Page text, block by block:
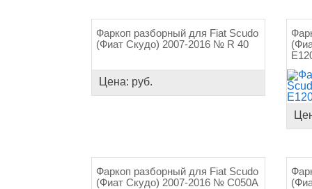
Фаркоп разборный для Fiat Scudo
(Фиат Скудо) 2007-2016 № R 40
Цена: руб.
Фаркоп разборный для Fiat Scudo
(Фиат Скудо) 2007-2016 № C050A